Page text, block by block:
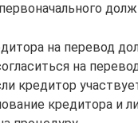
на перевод
на
кредитор
кредитора и